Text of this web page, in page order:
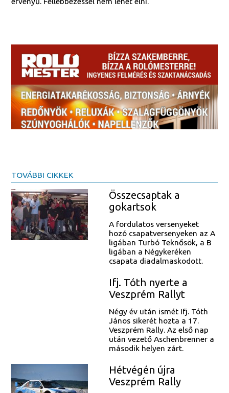
TOVÁBBI CIKKEK
Összecsaptak a
gokartsok
A fordulatos versenyeket
hozó csapatversenyeken az A
ligában Turbó Teknősök, a B
ligában a Négykeréken
csapata diadalmaskodott.
Ifj. Tóth nyerte a
Veszprém Rallyt
Négy év után ismét Ifj. Tóth
János sikerét hozta a 17.
Veszprém Rally. Az első nap
után vezető Aschenbrenner a
második helyen zárt.
Hétvégén újra
Veszprém Rally